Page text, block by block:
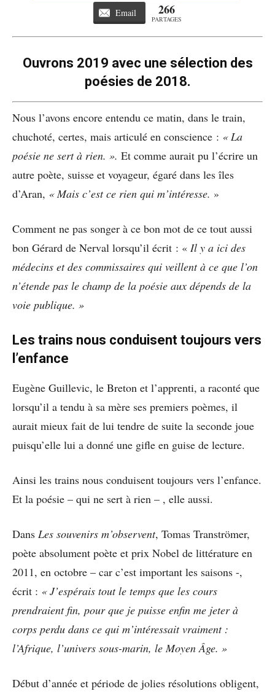
Email 266
PARTAGES
Ouvrons 2019 avec une sélection des
poésies de 2018.
Nous l’avons encore entendu ce matin, dans le train,
chuchoté, certes, mais articulé en conscience : « La
poésie ne sert à rien. ». Et comme aurait pu l’écrire un
autre poète, suisse et voyageur, égaré dans les îles
d’Aran, « Mais c’est ce rien qui m’intéresse. »
Comment ne pas songer à ce bon mot de ce tout aussi
bon Gérard de Nerval lorsqu’il écrit : « Il y a ici des
médecins et des commissaires qui veillent à ce que l’on
n’étende pas le champ de la poésie aux dépends de la
voie publique. »
Les trains nous conduisent toujours vers
l’enfance
Eugène Guillevic, le Breton et l’apprenti, a raconté que
lorsqu’il a tendu à sa mère ses premiers poèmes, il
aurait mieux fait de lui tendre de suite la seconde joue
puisqu’elle lui a donné une gifle en guise de lecture.
Ainsi les trains nous conduisent toujours vers l’enfance.
Et la poésie – qui ne sert à rien – , elle aussi.
Dans Les souvenirs m’observent, Tomas Tranströmer,
poète absolument poète et prix Nobel de littérature en
2011, en octobre – car c’est important les saisons -,
écrit : « J’espérais tout le temps que les cours
prendraient fin, pour que je puisse enfin me jeter à
corps perdu dans ce qui m’intéressait vraiment :
l’Afrique, l’univers sous-marin, le Moyen Âge. »
Début d’année et période de jolies résolutions obligent,